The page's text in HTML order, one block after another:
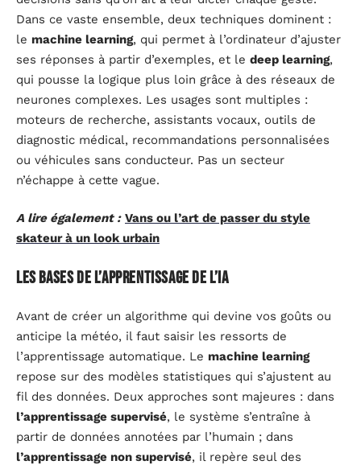
Dans ce vaste ensemble, deux techniques dominent :
le machine learning, qui permet à l’ordinateur d’ajuster
ses réponses à partir d’exemples, et le deep learning,
qui pousse la logique plus loin grâce à des réseaux de
neurones complexes. Les usages sont multiples :
moteurs de recherche, assistants vocaux, outils de
diagnostic médical, recommandations personnalisées
ou véhicules sans conducteur. Pas un secteur
n’échappe à cette vague.
A lire également : Vans ou l’art de passer du style
skateur à un look urbain
Les bases de l’apprentissage de l’IA
Avant de créer un algorithme qui devine vos goûts ou
anticipe la météo, il faut saisir les ressorts de
l’apprentissage automatique. Le machine learning
repose sur des modèles statistiques qui s’ajustent au
fil des données. Deux approches sont majeures : dans
l’apprentissage supervisé, le système s’entraîne à
partir de données annotées par l’humain ; dans
l’apprentissage non supervisé, il repère seul des